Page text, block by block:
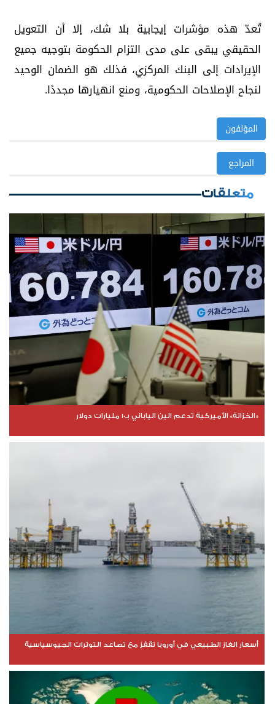
تُعدّ هذه مؤشرات إيجابية بلا شك، إلا أن التعويل
الحقيقي يبقى على مدى التزام الحكومة بتوجيه جميع
الإيرادات إلى البنك المركزي، فذلك هو الضمان الوحيد
لنجاح الإصلاحات الحكومية، ومنع انهيارها مجددًا.
المؤلفون
المراجع
متعلقات
«الخزانة» الأميركية تدعم الين الياباني بـ10 مليارات دولار
أسعار الغاز الطبيعي في أوروبا تقفز مع تصاعد التوترات الجيوسياسية